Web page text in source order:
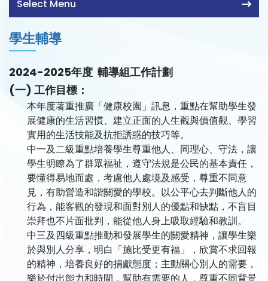
Select Menu
學生輔導
2024-2025年度 輔導組工作計劃
(一) 工作目標：
本年度著重推廣「健康校園」訊息，重點在幫助學生發
展健康的生活習慣、建立正面的人生觀與價值觀、學習
實用的生活技能及抗拒誘惑的技巧等。
中一及二級重點培養學生尊重他人、同理心、守法，讓
學生明瞭為了群眾福祉，遵守法規是公民的基本責任，
要懂得易地而處，考慮他人處境及感受，尊重不同意
見，有助營造和諧關愛的學校。以公平心去判斷他人的
行為，能客觀的發現和面對別人的優點和缺點，不盲目
崇拜也不片面批判，能從他人身上吸取經驗和教訓。
中三及四級重點推動和發展學生的關愛精神，讓學生樂
於與別人分享，明白「施比受更有福」，欣賞不求回報
的精神，培養良好的捐獻態度；主動關心別人的需要，
樂於付出能力和時間，幫助有需要的人，尊重不同背景